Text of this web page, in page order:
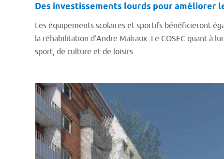
Des investissements lourds pour améliorer
Les équipements scolaires et sportifs bénéficieront
la réhabilitation d'Andre Malraux. Le COSEC quant
sport, de culture et de loisirs.